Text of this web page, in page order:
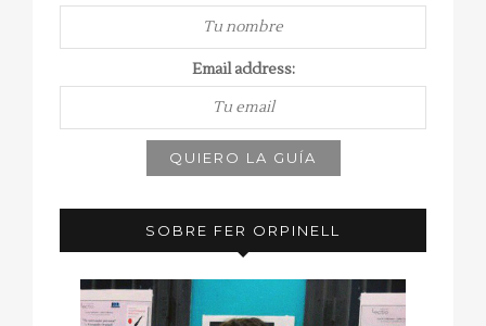
Email address:
SOBRE FER ORPINELL